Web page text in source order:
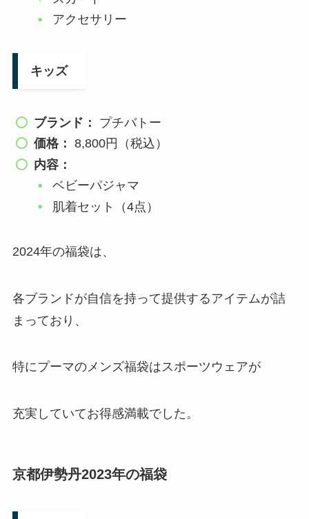
アクセサリー
キッズ
ブランド：
プチバトー
価格： 8,800円（税込）
内容：
ベビーパジャマ
肌着セット（4点）
2024年の福袋は、
各ブランドが自信を持って提供するアイテムが詰
まっており、
特にプーマのメンズ福袋はスポーツウェアが
充実していてお得感満載でした。
京都伊勢丹2023年の福袋